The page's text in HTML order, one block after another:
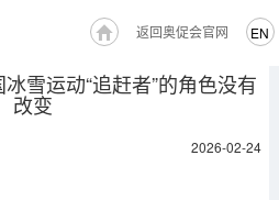
EN
返回奥促会官网
雪运动“追赶者”的角色没有
改变
2026-02-24